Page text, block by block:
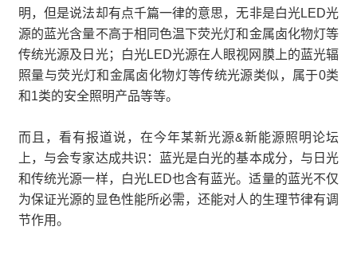
明，但是说法却有点千篇一律的意思，无非是白光LED光
源的蓝光含量不高于相同色温下荧光灯和金属卤化物灯等
传统光源及日光；白光LED光源在人眼视网膜上的蓝光辐
照量与荧光灯和金属卤化物灯等传统光源类似，属于0类
和1类的安全照明产品等等。
而且，看有报道说，在今年某新光源&新能源照明论坛
上，与会专家达成共识：蓝光是白光的基本成分，与日光
和传统光源一样，白光LED也含有蓝光。适量的蓝光不仅
为保证光源的显色性能所必需，还能对人的生理节律有调
节作用。